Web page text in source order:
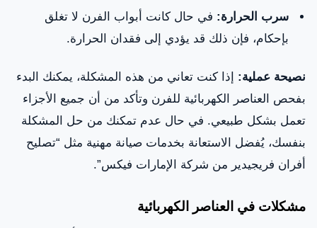
سرب الحرارة: في حال كانت أبواب الفرن لا تغلق
بإحكام، فإن ذلك قد يؤدي إلى فقدان الحرارة.
نصيحة عملية: إذا كنت تعاني من هذه المشكلة، يمكنك البدء
بفحص العناصر الكهربائية للفرن وتأكد من أن جميع الأجزاء
تعمل بشكل طبيعي. في حال عدم تمكنك من حل المشكلة
بنفسك، يُفضل الاستعانة بخدمات صيانة مهنية مثل “تصليح
أفران فريجيدير من شركة الإمارات فيكس”.
مشكلات في العناصر الكهربائية